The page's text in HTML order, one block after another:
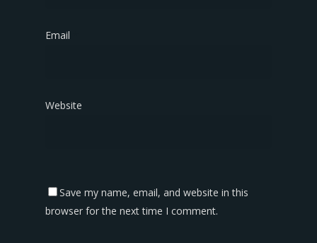
Email
Website
Save my name, email, and website in this
browser for the next time I comment.